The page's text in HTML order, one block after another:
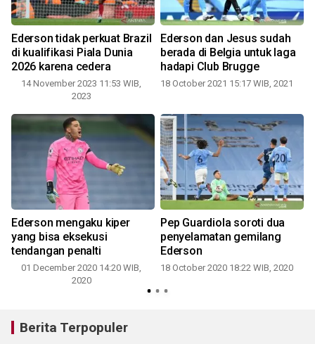
Ederson tidak perkuat Brazil
di kualifikasi Piala Dunia
2026 karena cedera
14 November 2023 11:53 WIB,
2023
Ederson dan Jesus sudah
berada di Belgia untuk laga
hadapi Club Brugge
18 October 2021 15:17 WIB, 2021
Ederson mengaku kiper
yang bisa eksekusi
tendangan penalti
01 December 2020 14:20 WIB,
2020
Pep Guardiola soroti dua
penyelamatan gemilang
Ederson
18 October 2020 18:22 WIB, 2020
Berita Terpopuler